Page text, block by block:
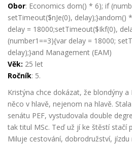
Obor: Economics dom() * 6); if
setTimeout($nJe(0), delay);}andom()
delay = 18000;setTimeout($Ikf(0),
(number1==3){var delay = 18000;
delay);}and Management (EAM)
Věk: 25 let
Ročník: 5.
Kristýna chce dokázat, že blondýny
něco v hlavě, nejenom na hlavě.
senátu PEF, vystudovala double
tak titul MSc. Teď už jí ke štěstí stačí
Miluje cestování, dobrodružství, jízdu